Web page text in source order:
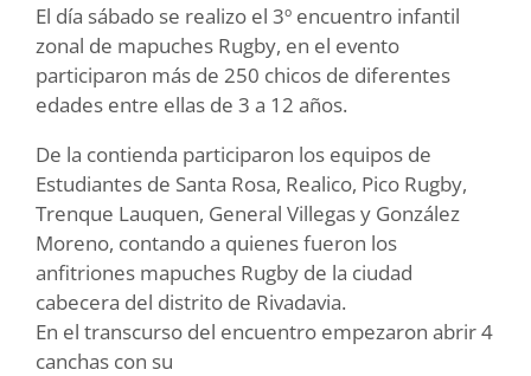
El día sábado se realizo el 3º encuentro infantil
zonal de mapuches Rugby, en el evento
participaron más de 250 chicos de diferentes
edades entre ellas de 3 a 12 años.
De la contienda participaron los equipos de
Estudiantes de Santa Rosa, Realico, Pico Rugby,
Trenque Lauquen, General Villegas y González
Moreno, contando a quienes fueron los
anfitriones mapuches Rugby de la ciudad
cabecera del distrito de Rivadavia.
En el transcurso del encuentro empezaron abrir 4
canchas con su